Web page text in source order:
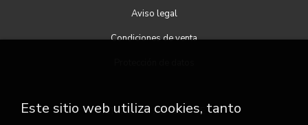
Aviso legal
Condiciones de venta
ATENCIÓN AL CLIENTE
Este sitio web utiliza cookies, tanto